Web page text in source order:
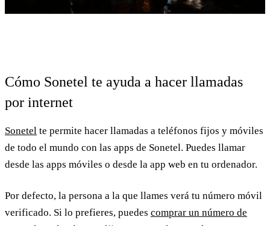
Cómo Sonetel te ayuda a hacer llamadas
por internet
Sonetel te permite hacer llamadas a teléfonos fijos y móviles
de todo el mundo con las apps de Sonetel. Puedes llamar
desde las apps móviles o desde la app web en tu ordenador.
Por defecto, la persona a la que llames verá tu número móvil
verificado. Si lo prefieres, puedes comprar un número de